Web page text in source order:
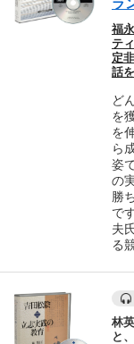
福
テ
定
話
ど
を
を
ら
姿
の
勝
で
夫
る
林
と